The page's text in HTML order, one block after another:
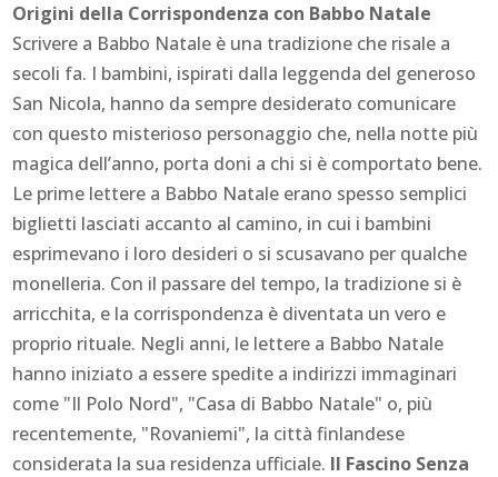
Origini della Corrispondenza con Babbo Natale
Scrivere a Babbo Natale è una tradizione che risale a
secoli fa. I bambini, ispirati dalla leggenda del generoso
San Nicola, hanno da sempre desiderato comunicare
con questo misterioso personaggio che, nella notte più
magica dell’anno, porta doni a chi si è comportato bene.
Le prime lettere a Babbo Natale erano spesso semplici
biglietti lasciati accanto al camino, in cui i bambini
esprimevano i loro desideri o si scusavano per qualche
monelleria. Con il passare del tempo, la tradizione si è
arricchita, e la corrispondenza è diventata un vero e
proprio rituale. Negli anni, le lettere a Babbo Natale
hanno iniziato a essere spedite a indirizzi immaginari
come "Il Polo Nord", "Casa di Babbo Natale" o, più
recentemente, "Rovaniemi", la città finlandese
considerata la sua residenza ufficiale. Il Fascino Senza